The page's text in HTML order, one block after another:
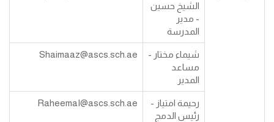
الشيخ حسين
- مدير
المدرسة
شيماء مختار -
مساعد
المدير
Shaimaaz@ascs.sch.ae
رحيمة امتياز -
رئيس الدمج
RaheemaI@ascs.sch.ae